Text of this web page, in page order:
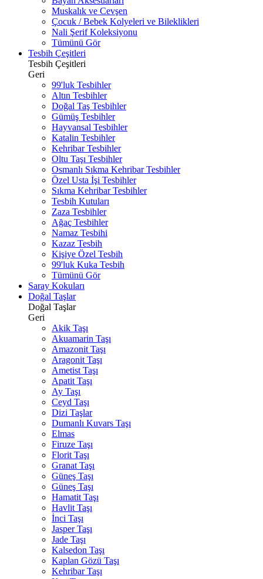
Muskalık ve Cevşen
Çocuk / Bebek Kolyeleri ve Bileklikleri
Nali Şerif Koleksiyonu
Tümünü Gör
Tesbih Çeşitleri
Tesbih Çeşitleri
Geri
99'luk Tesbihler
Altın Tesbihler
Doğal Taş Tesbihler
Gümüş Tesbihler
Hayvansal Tesbihler
Katalin Tesbihler
Kehribar Tesbihler
Oltu Taşı Tesbihler
Osmanlı Sıkma Kehribar Tesbihler
Özel Usta İşi Tesbihler
Sıkma Kehribar Tesbihler
Tesbih Kutuları
Zaza Tesbihler
Ağaç Tesbihler
Namaz Tesbihi
Kazaz Tesbih
Kişiye Özel Tesbih
99'luk Kuka Tesbih
Tümünü Gör
Saray Kokuları
Doğal Taşlar
Doğal Taşlar
Geri
Akik Taşı
Akuamarin Taşı
Amazonit Taşı
Aragonit Taşı
Ametist Taşı
Apatit Taşı
Ay Taşı
Ceyd Taşı
Dizi Taşlar
Dumanlı Kuvars Taşı
Elmas
Firuze Taşı
Florit Taşı
Granat Taşı
Güneş Taşı
Güneş Taşı
Hamatit Taşı
Havlit Taşı
İnci Taşı
Jasper Taşı
Jade Taşı
Kalsedon Taşı
Kaplan Gözü Taşı
Kehribar Taşı